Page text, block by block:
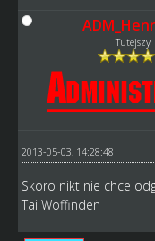
Tutejszy
2013-05-03, 14:28:48
Skoro nikt nie chce
Tai Woffinden